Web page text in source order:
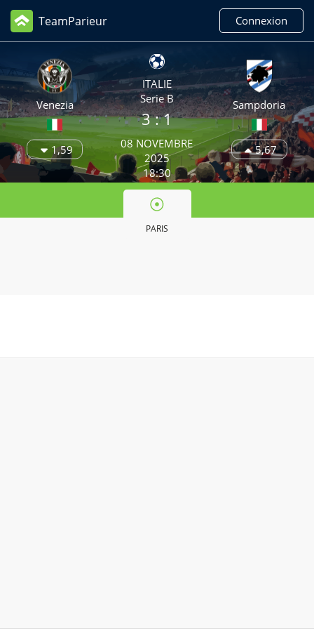
TeamParieur Connexion
Venezia
1,59
ITALIE
Serie B
3: 1
08 NOVEMBRE
2025
18:30
Sampdoria
5,67
PARIS